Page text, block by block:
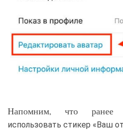
Напомним, что ранее
использовать стикер «Ваш